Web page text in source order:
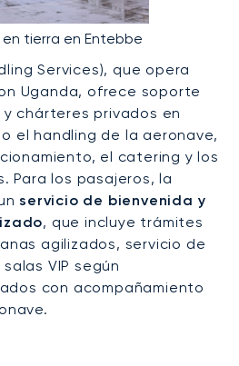
tierra en Entebbe
Services), que opera
Uganda, ofrece soporte
chárteres privados en
el handling de la aeronave,
el catering y los
Para los pasajeros, la
servicio de bienvenida y
, que incluye trámites
agilizados, servicio de
VIP según
con acompañamiento